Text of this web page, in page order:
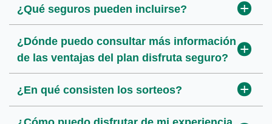
¿Qué seguros pueden incluirse?
¿Dónde puedo consultar más información
de las ventajas del plan disfruta seguro?
¿En qué consisten los sorteos?